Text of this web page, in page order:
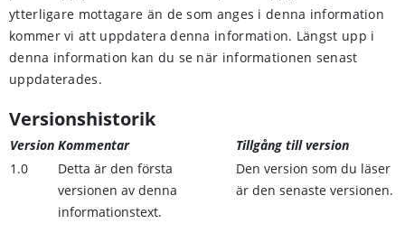
ytterligare mottagare än de som anges i denna information
kommer vi att uppdatera denna information. Längst upp i
denna information kan du se när informationen senast
uppdaterades.
Versionshistorik
Version Kommentar
Tillgång till version
1.0
Detta är den första
versionen av denna
informationstext.
Den version som du läser
är den senaste versionen.